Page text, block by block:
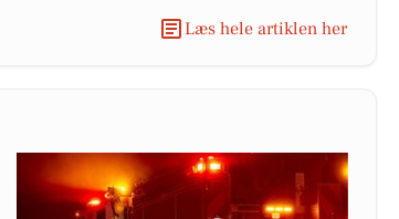
Læs hele artiklen her